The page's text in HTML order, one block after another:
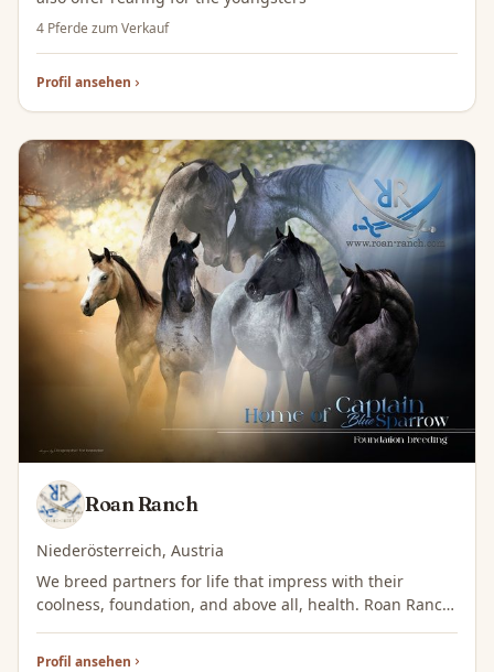
4 Pferde zum Verkauf
Profil ansehen
Roan Ranch
Niederösterreich, Austria
We breed partners for life that impress with their
coolness, foundation, and above all, health. Roan Ranch
offers you exclusive Foundation Quarter Horses from
loving breeding.
Profil ansehen